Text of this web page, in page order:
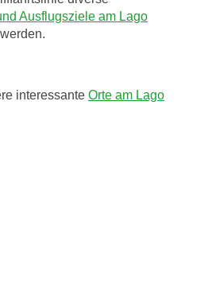
Ausflugsziele am Lago
interessante Orte am Lago